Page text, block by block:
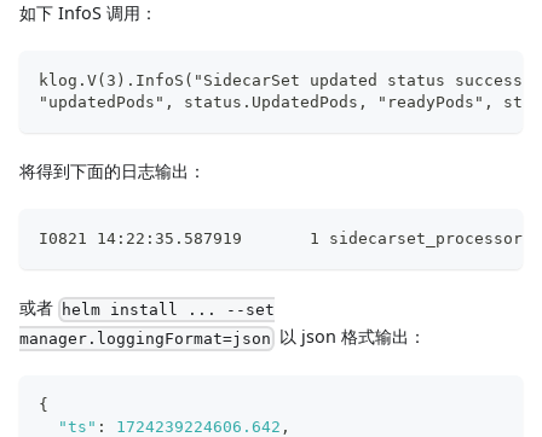
如下 InfoS 调用：
klog.V(3).InfoS("SidecarSet updated status
"updatedPods", status.UpdatedPods, "readyPods",
将得到下面的日志输出：
I0821 14:22:35.587919       1
或者 helm install ... --set
manager.loggingFormat=json 以 json 格式输出：
{
"ts" : 1724239224606.642 ,